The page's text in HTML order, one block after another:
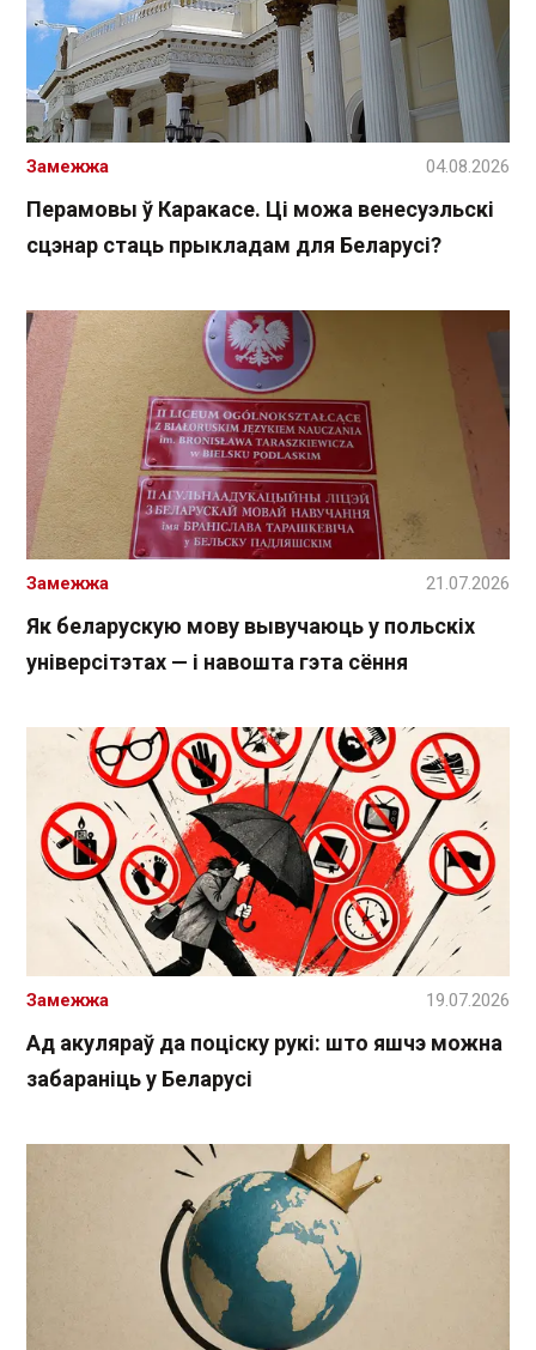
Перамовы ў Каракасе. Ці можа венесуэльскі
сцэнар стаць прыкладам для Беларусі?
Замежжа 04.08.2026
Як беларускую мову вывучаюць у польскіх
універсітэтах — і навошта гэта сёння
Замежжа 21.07.2026
Ад акуляраў да поціску рукі: што яшчэ можна
забараніць у Беларусі
Замежжа 19.07.2026